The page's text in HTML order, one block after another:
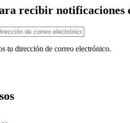
recibir notificaciones
tu dirección de correo electrónico.